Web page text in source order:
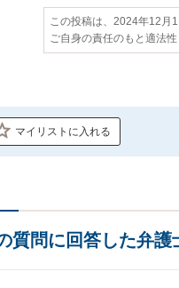
この投稿は、2024年12月1
ご自身の責任のもと適法
マイリストに入れる
質問に回答した弁護